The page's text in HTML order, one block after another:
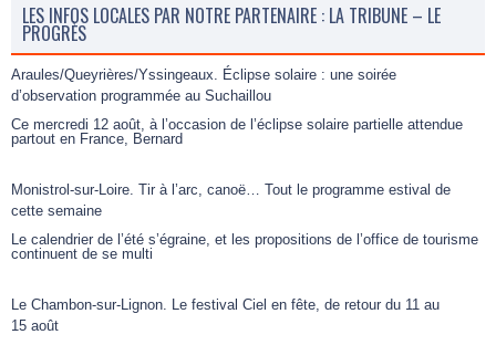
LES INFOS LOCALES PAR NOTRE PARTENAIRE : LA TRIBUNE – LE
PROGRÈS
Araules/Queyrières/Yssingeaux. Éclipse solaire : une soirée
d’observation programmée au Suchaillou
Ce mercredi 12 août, à l’occasion de l’éclipse solaire partielle attendue
partout en France, Bernard
Monistrol-sur-Loire. Tir à l’arc, canoë… Tout le programme estival de
cette semaine
Le calendrier de l’été s’égraine, et les propositions de l’office de tourisme
continuent de se multi
Le Chambon-sur-Lignon. Le festival Ciel en fête, de retour du 11 au
15 août